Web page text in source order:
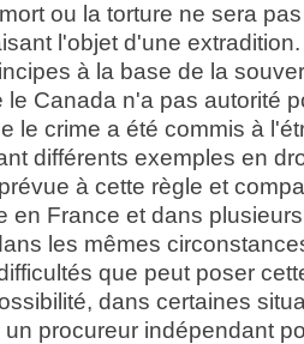
ou la torture ne sera
l'objet d'une
à la base de la
le Canada n'a pas autorité
le crime a été commis à
différents exemples en
à cette règle et
en France et dans
les mêmes
que peut poser
dans certaines
procureur indépendant